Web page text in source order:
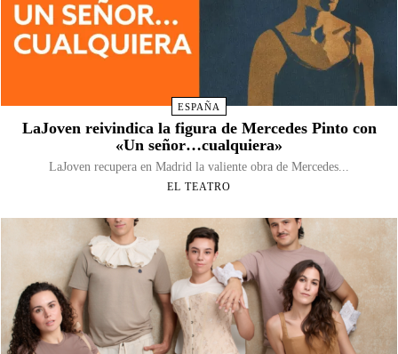
ESPAÑA
LaJoven reivindica la figura de Mercedes Pinto con
«Un señor…cualquiera»
LaJoven recupera en Madrid la valiente obra de Mercedes...
EL TEATRO